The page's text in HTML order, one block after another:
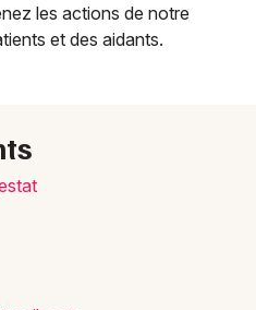
les actions de notre
et des aidants.